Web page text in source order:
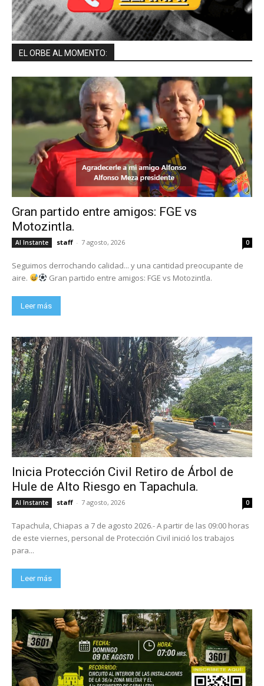
EL ORBE AL MOMENTO:
Gran partido entre amigos: FGE vs
Motozintla.
Al Instante staff - 7 agosto, 2026 0
Seguimos derrochando calidad... y una cantidad preocupante de
aire.
Gran partido entre amigos: FGE vs Motozintla.
Leer más
Inicia Protección Civil Retiro de Árbol de
Hule de Alto Riesgo en Tapachula.
Al Instante staff - 7 agosto, 2026 0
Tapachula, Chiapas a 7 de agosto 2026.- A partir de las 09:00 horas
de este viernes, personal de Protección Civil inició los trabajos
para...
Leer más